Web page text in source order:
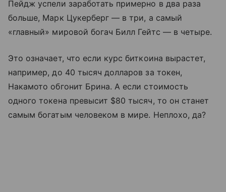
Пейдж успели заработать примерно в два раза
больше, Марк Цукерберг — в три, а самый
«главный» мировой богач Билл Гейтс — в четыре.
Это означает, что если курс биткоина вырастет,
например, до 40 тысяч долларов за токен,
Накамото обгонит Брина. А если стоимость
одного токена превысит $80 тысяч, то он станет
самым богатым человеком в мире. Неплохо, да?